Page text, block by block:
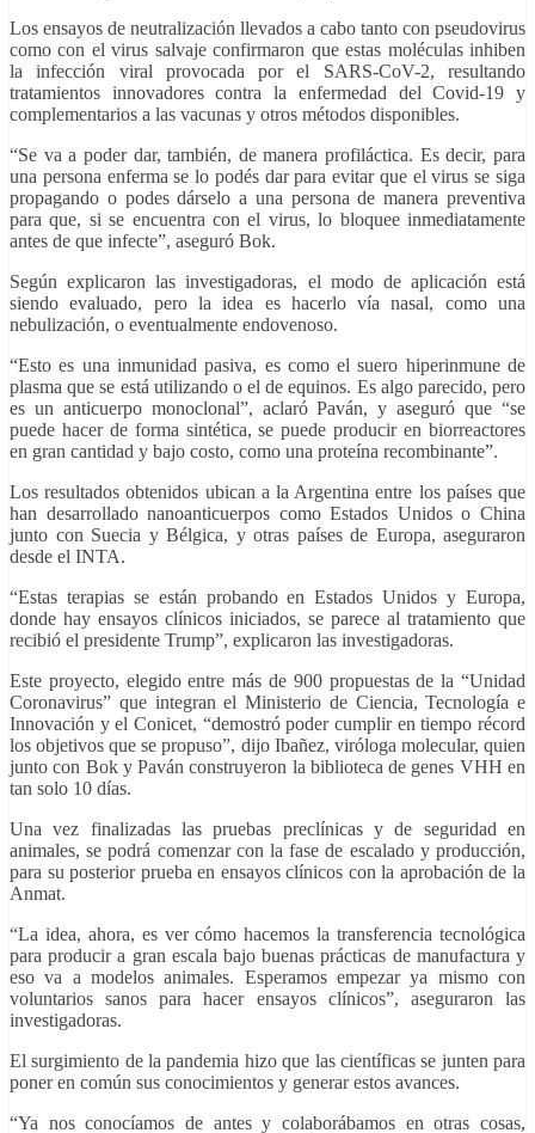
Los ensayos de neutralización llevados a cabo tanto con pseudovirus
como con el virus salvaje confirmaron que estas moléculas inhiben
la infección viral provocada por el SARS-CoV-2, resultando
tratamientos innovadores contra la enfermedad del Covid-19 y
complementarios a las vacunas y otros métodos disponibles.
“Se va a poder dar, también, de manera profiláctica. Es decir, para
una persona enferma se lo podés dar para evitar que el virus se siga
propagando o podes dárselo a una persona de manera preventiva
para que, si se encuentra con el virus, lo bloquee inmediatamente
antes de que infecte”, aseguró Bok.
Según explicaron las investigadoras, el modo de aplicación está
siendo evaluado, pero la idea es hacerlo vía nasal, como una
nebulización, o eventualmente endovenoso.
“Esto es una inmunidad pasiva, es como el suero hiperinmune de
plasma que se está utilizando o el de equinos. Es algo parecido, pero
es un anticuerpo monoclonal”, aclaró Paván, y aseguró que “se
puede hacer de forma sintética, se puede producir en biorreactores
en gran cantidad y bajo costo, como una proteína recombinante”.
Los resultados obtenidos ubican a la Argentina entre los países que
han desarrollado nanoanticuerpos como Estados Unidos o China
junto con Suecia y Bélgica, y otras países de Europa, aseguraron
desde el INTA.
“Estas terapias se están probando en Estados Unidos y Europa,
donde hay ensayos clínicos iniciados, se parece al tratamiento que
recibió el presidente Trump”, explicaron las investigadoras.
Este proyecto, elegido entre más de 900 propuestas de la “Unidad
Coronavirus” que integran el Ministerio de Ciencia, Tecnología e
Innovación y el Conicet, “demostró poder cumplir en tiempo récord
los objetivos que se propuso”, dijo Ibañez, viróloga molecular, quien
junto con Bok y Paván construyeron la biblioteca de genes VHH en
tan solo 10 días.
Una vez finalizadas las pruebas preclínicas y de seguridad en
animales, se podrá comenzar con la fase de escalado y producción,
para su posterior prueba en ensayos clínicos con la aprobación de la
Anmat.
“La idea, ahora, es ver cómo hacemos la transferencia tecnológica
para producir a gran escala bajo buenas prácticas de manufactura y
eso va a modelos animales. Esperamos empezar ya mismo con
voluntarios sanos para hacer ensayos clínicos”, aseguraron las
investigadoras.
El surgimiento de la pandemia hizo que las científicas se junten para
poner en común sus conocimientos y generar estos avances.
“Ya nos conocíamos de antes y colaborábamos en otras cosas,